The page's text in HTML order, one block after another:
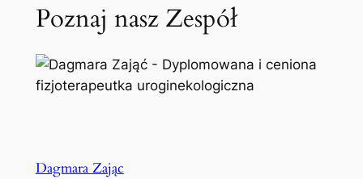
Poznaj nasz Zespół
Dagmara Zając